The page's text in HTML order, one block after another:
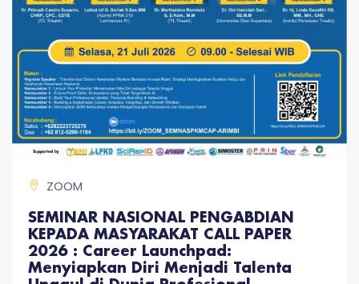
ZOOM
SEMINAR NASIONAL PENGABDIAN
KEPADA MASYARAKAT CALL PAPER
2026 : Career Launchpad:
Menyiapkan Diri Menjadi Talenta